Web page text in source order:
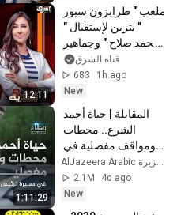
12:11
تركيا تحتفل بالملك !
قناة الشرق
683
1h ago
New
1:11:29
المقابلة | حياة أحمد
مسيرة الرئيس
السوري
AlJazeera Arabic قناة الجزيرة
2.1M
4d ago
New